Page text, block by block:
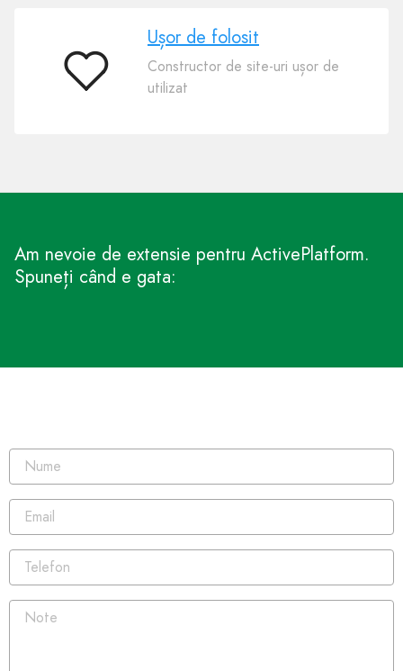
Ușor
Ușor de folosit
Constructor de site-uri ușor de
utilizat
Am nevoie de extensie pentru ActivePlatform.
Spuneți când e gata: